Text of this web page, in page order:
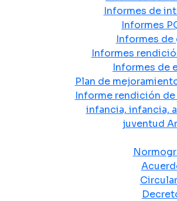
Informes de
Informes
Informes
Informes
Informes de
Plan de
Informe rendición
infancia, infancia,
juventud